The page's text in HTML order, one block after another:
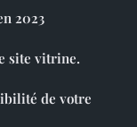
2023
site vitrine.
de votre